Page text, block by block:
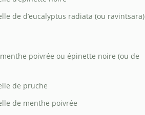
de d’eucalyptus radiata (ou ravintsara)
poivrée ou épinette noire (ou de
de pruche
de menthe poivrée